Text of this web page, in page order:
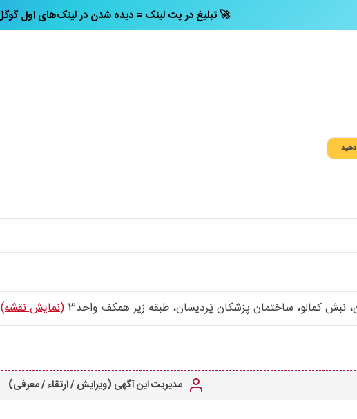
← تبلیغ در پت‌ لینک = دیده شدن در لینک‌های اول گوگل 🚀
دهید
نبش کمالو، ساختمان پزشکان پَردیسان، طبقه زیر همکف واحد3 (نمایش نقشه)
مدیریت این آگهی (ویرایش / ارتقاء / معرفی)